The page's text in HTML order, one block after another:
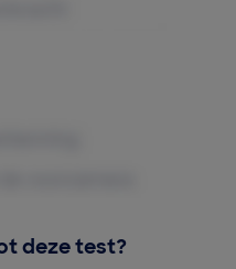
deze test?